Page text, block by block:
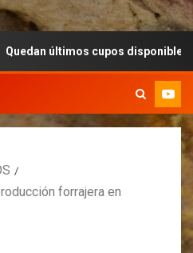
cupos disponibles para
forrajera en